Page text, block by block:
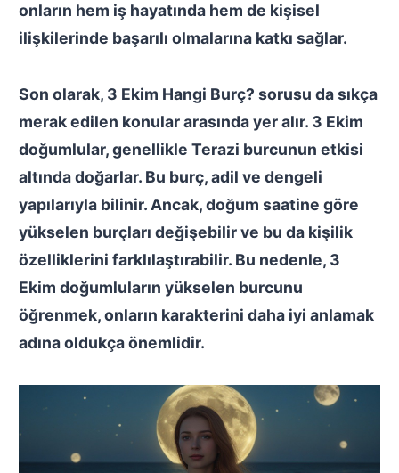
onların hem iş hayatında hem de kişisel
ilişkilerinde başarılı olmalarına katkı sağlar.
Son olarak, 3 Ekim Hangi Burç? sorusu da sıkça
merak edilen konular arasında yer alır. 3 Ekim
doğumlular, genellikle Terazi burcunun etkisi
altında doğarlar. Bu burç, adil ve dengeli
yapılarıyla bilinir. Ancak, doğum saatine göre
yükselen burçları değişebilir ve bu da kişilik
özelliklerini farklılaştırabilir. Bu nedenle, 3
Ekim doğumluların yükselen burcunu
öğrenmek, onların karakterini daha iyi anlamak
adına oldukça önemlidir.